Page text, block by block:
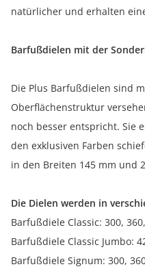
natürlicher und erhalten
Barfußdielen mit der
Die Plus Barfußdielen sind
Oberflächenstruktur
noch besser entspricht. Sie
den exklusiven Farben
in den Breiten 145 mm und
Die Dielen werden in
Barfußdiele Classic: 300,
Barfußdiele Classic Jumbo:
Barfußdiele Signum: 300,